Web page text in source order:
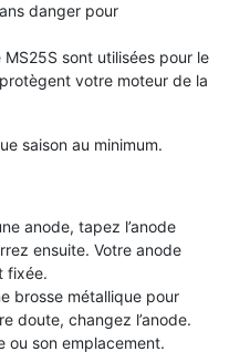
danger pour
sont utilisées pour le
votre moteur de la
saison au minimum.
anode, tapez l’anode
ensuite. Votre anode
fixée.
brosse métallique pour
doute, changez l’anode.
ou son emplacement.